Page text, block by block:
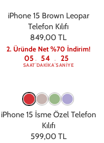
iPhone 15 Brown Leopar
Telefon Kılıfı
849,00 TL
2. Üründe Net %70 İndirim!
05
SAAT: 54
DAKIKA: 24
SANIYE
iPhone 15 İsme Özel Telefon
Kılıfı
599,00 TL